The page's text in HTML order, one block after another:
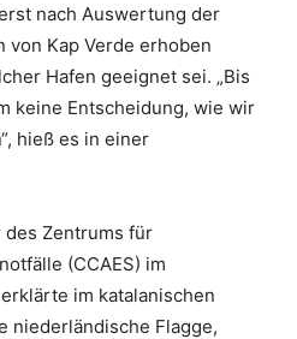
nach Auswertung der
von Kap Verde erhoben
Hafen geeignet sei. „Bis
keine Entscheidung, wie wir
hieß es in einer
des Zentrums für
(CCAES) im
im katalanischen
niederländische Flagge,